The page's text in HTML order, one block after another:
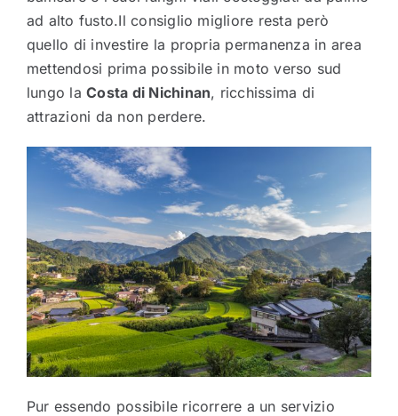
ad alto fusto.Il consiglio migliore resta però
quello di investire la propria permanenza in area
mettendosi prima possibile in moto verso sud
lungo laCosta di Nichinan, ricchissima di
attrazioni da non perdere.
Pur essendo possibile ricorrere a un servizio